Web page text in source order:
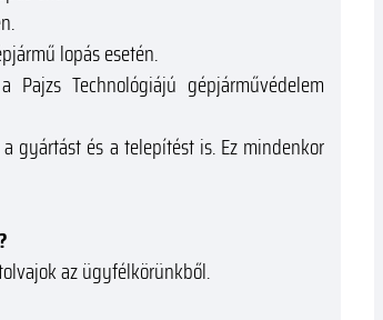
lopás esetén.
Technológiájú gépjárművédelem
gyártást és a telepítést is. Ez mindenkor
az ügyfélkörünkből.